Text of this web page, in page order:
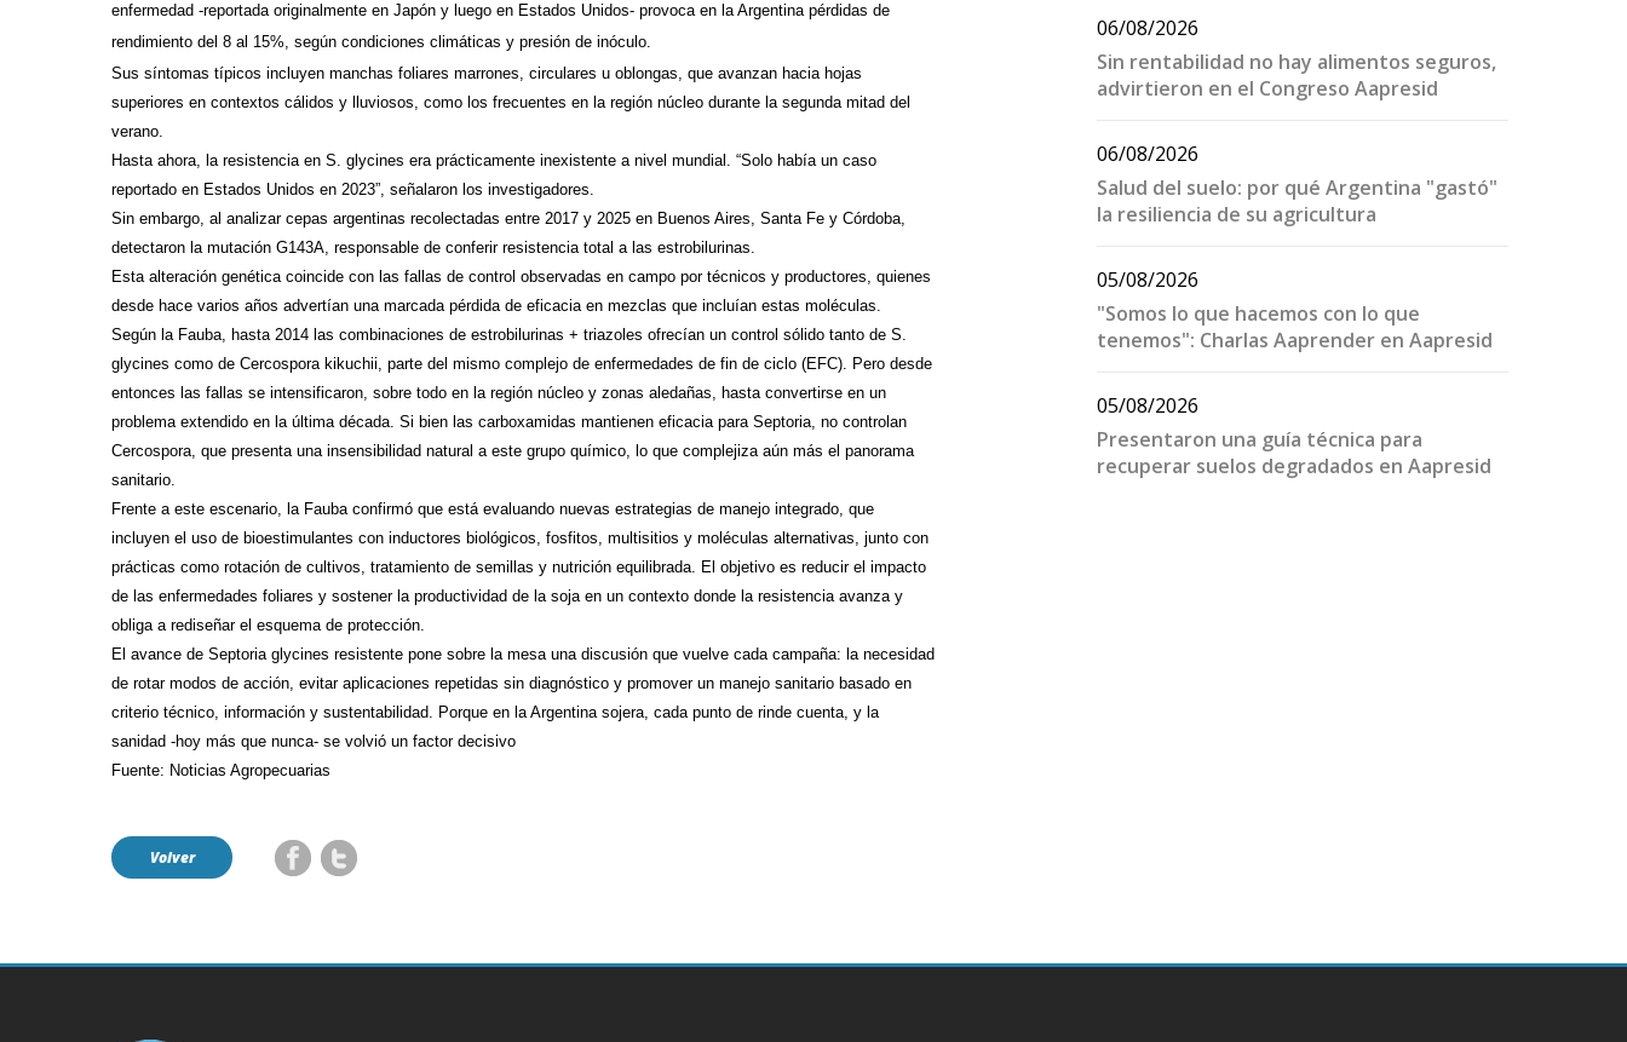
enfermedad -reportada originalmente en Japón y luego en Estados Unidos- provoca en la Argentina pérdidas de
rendimiento del 8 al 15%, según condiciones climáticas y presión de inóculo.
Sus síntomas típicos incluyen manchas foliares marrones, circulares u oblongas, que avanzan hacia hojas
superiores en contextos cálidos y lluviosos, como los frecuentes en la región núcleo durante la segunda mitad del
verano.
Hasta ahora, la resistencia en S. glycines era prácticamente inexistente a nivel mundial. “Solo había un caso
reportado en Estados Unidos en 2023”, señalaron los investigadores.
Sin embargo, al analizar cepas argentinas recolectadas entre 2017 y 2025 en Buenos Aires, Santa Fe y Córdoba,
detectaron la mutación G143A, responsable de conferir resistencia total a las estrobilurinas.
Esta alteración genética coincide con las fallas de control observadas en campo por técnicos y productores, quienes
desde hace varios años advertían una marcada pérdida de eficacia en mezclas que incluían estas moléculas.
Según la Fauba, hasta 2014 las combinaciones de estrobilurinas + triazoles ofrecían un control sólido tanto de S.
glycines como de Cercospora kikuchii, parte del mismo complejo de enfermedades de fin de ciclo (EFC). Pero desde
entonces las fallas se intensificaron, sobre todo en la región núcleo y zonas aledañas, hasta convertirse en un
problema extendido en la última década. Si bien las carboxamidas mantienen eficacia para Septoria, no controlan
Cercospora, que presenta una insensibilidad natural a este grupo químico, lo que complejiza aún más el panorama
sanitario.
Frente a este escenario, la Fauba confirmó que está evaluando nuevas estrategias de manejo integrado, que
incluyen el uso de bioestimulantes con inductores biológicos, fosfitos, multisitios y moléculas alternativas, junto con
prácticas como rotación de cultivos, tratamiento de semillas y nutrición equilibrada. El objetivo es reducir el impacto
de las enfermedades foliares y sostener la productividad de la soja en un contexto donde la resistencia avanza y
obliga a rediseñar el esquema de protección.
El avance de Septoria glycines resistente pone sobre la mesa una discusión que vuelve cada campaña: la necesidad
de rotar modos de acción, evitar aplicaciones repetidas sin diagnóstico y promover un manejo sanitario basado en
criterio técnico, información y sustentabilidad. Porque en la Argentina sojera, cada punto de rinde cuenta, y la
sanidad -hoy más que nunca- se volvió un factor decisivo
Fuente: Noticias Agropecuarias
Volver
06/08/2026
Sin rentabilidad no hay alimentos seguros,
advirtieron en el Congreso Aapresid
06/08/2026
Salud del suelo: por qué Argentina "gastó"
la resiliencia de su agricultura
05/08/2026
"Somos lo que hacemos con lo que
tenemos": Charlas Aaprender en Aapresid
05/08/2026
Presentaron una guía técnica para
recuperar suelos degradados en Aapresid